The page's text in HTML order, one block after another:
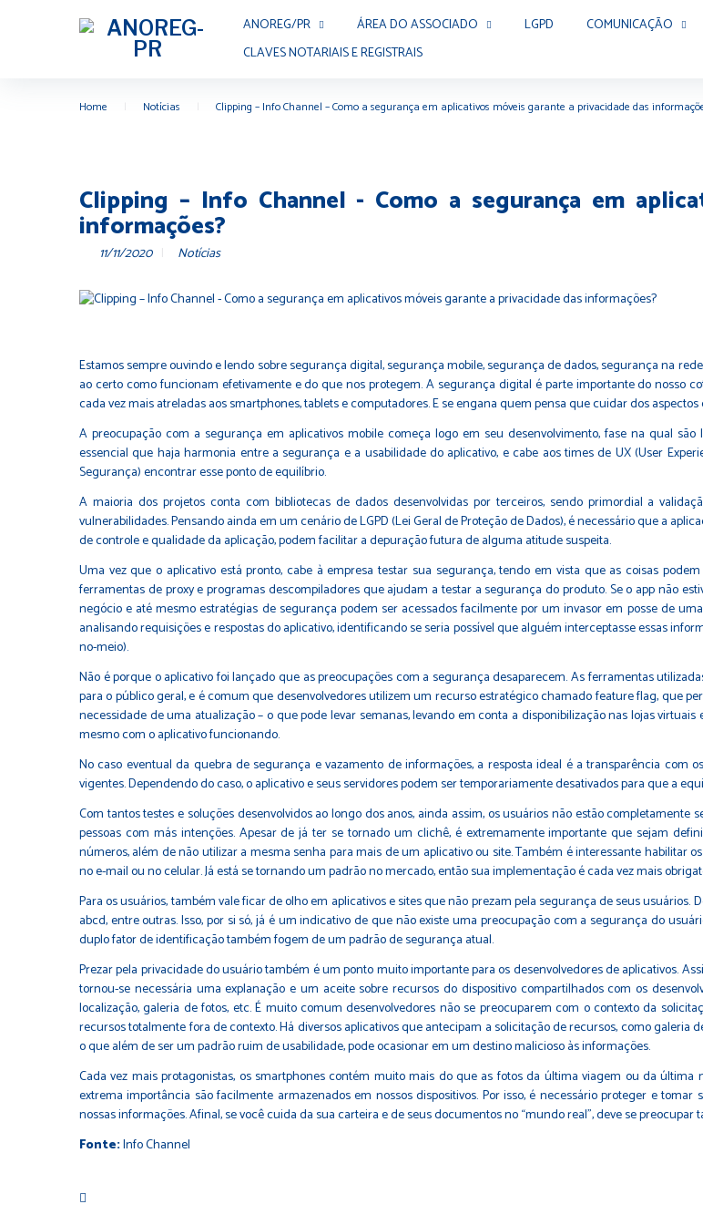
ANOREG/PR ÁREA DO ASSOCIADO LGPD COMUNICAÇÃO
CLAVES NOTARIAIS E REGISTRAIS
Home Notícias Clipping – Info Channel – Como a segurança em aplicativos móveis garante a privacidade das
Clipping – Info Channel - Como a segurança em
informações?
11/11/2020 Notícias
Estamos sempre ouvindo e lendo sobre segurança digital, segurança mobile, segurança de dados, segurança na
ao certo como funcionam efetivamente e do que nos protegem. A segurança digital é parte importante do nosso
cada vez mais atreladas aos smartphones, tablets e computadores. E se engana quem pensa que cuidar dos
A preocupação com a segurança em aplicativos mobile começa logo em seu desenvolvimento, fase na qual
essencial que haja harmonia entre a segurança e a usabilidade do aplicativo, e cabe aos times de UX (User
Segurança) encontrar esse ponto de equilíbrio.
A maioria dos projetos conta com bibliotecas de dados desenvolvidas por terceiros, sendo primordial a
vulnerabilidades. Pensando ainda em um cenário de LGPD (Lei Geral de Proteção de Dados), é necessário que a
de controle e qualidade da aplicação, podem facilitar a depuração futura de alguma atitude suspeita.
Uma vez que o aplicativo está pronto, cabe à empresa testar sua segurança, tendo em vista que as coisas
ferramentas de proxy e programas descompiladores que ajudam a testar a segurança do produto. Se o app não
negócio e até mesmo estratégias de segurança podem ser acessados facilmente por um invasor em posse de
analisando requisições e respostas do aplicativo, identificando se seria possível que alguém interceptasse essas
no-meio).
Não é porque o aplicativo foi lançado que as preocupações com a segurança desaparecem. As ferramentas
para o público geral, e é comum que desenvolvedores utilizem um recurso estratégico chamado feature flag, que
necessidade de uma atualização – o que pode levar semanas, levando em conta a disponibilização nas lojas
mesmo com o aplicativo funcionando.
No caso eventual da quebra de segurança e vazamento de informações, a resposta ideal é a transparência com
vigentes. Dependendo do caso, o aplicativo e seus servidores podem ser temporariamente desativados para que a
Com tantos testes e soluções desenvolvidos ao longo dos anos, ainda assim, os usuários não estão
pessoas com más intenções. Apesar de já ter se tornado um clichê, é extremamente importante que sejam
números, além de não utilizar a mesma senha para mais de um aplicativo ou site. Também é interessante
no e-mail ou no celular. Já está se tornando um padrão no mercado, então sua implementação é cada vez mais
Para os usuários, também vale ficar de olho em aplicativos e sites que não prezam pela segurança de seus
abcd, entre outras. Isso, por si só, já é um indicativo de que não existe uma preocupação com a segurança do
duplo fator de identificação também fogem de um padrão de segurança atual.
Prezar pela privacidade do usuário também é um ponto muito importante para os desenvolvedores de aplicativos.
tornou-se necessária uma explanação e um aceite sobre recursos do dispositivo compartilhados com os
localização, galeria de fotos, etc. É muito comum desenvolvedores não se preocuparem com o contexto da
recursos totalmente fora de contexto. Há diversos aplicativos que antecipam a solicitação de recursos, como galeria
o que além de ser um padrão ruim de usabilidade, pode ocasionar em um destino malicioso às informações.
Cada vez mais protagonistas, os smartphones contém muito mais do que as fotos da última viagem ou da
extrema importância são facilmente armazenados em nossos dispositivos. Por isso, é necessário proteger e
nossas informações. Afinal, se você cuida da sua carteira e de seus documentos no “mundo real”, deve se
Fonte:Info Channel